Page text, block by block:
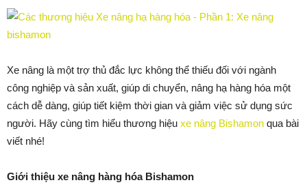
Xe nâng là một trợ thủ đắc lực không thể thiếu đối với ngành
công nghiệp và sản xuất, giúp di chuyển, nâng hạ hàng hóa một
cách dễ dàng, giúp tiết kiệm thời gian và giảm việc sử dụng sức
người. Hãy cùng tìm hiểu thương hiệu xe nâng Bishamon qua bài
viết nhé!
Giới thiệu xe nâng hàng hóa Bishamon